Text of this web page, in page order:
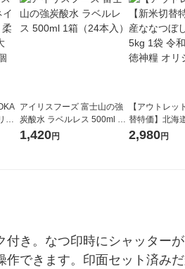
リ
超
アイリスフーズ 富士山の強
炭酸水 ラベルレス 500ml 1
箱（24本入）
1,420円
【アウトレッ
替特価】北海
し 無洗米 5kg
2,980円
き。なつ印時にシャッター
できます。印面セット済み